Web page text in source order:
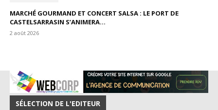
MARCHÉ GOURMAND ET CONCERT SALSA : LE PORT DE
CASTELSARRASIN S’ANIMERA...
2 août 2026
SÉLECTION DE L'EDITEUR